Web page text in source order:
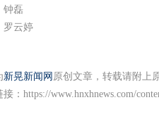
钟磊
罗云婷
新晃新闻网 原创文章，转载请附上
： https://www.hnxhnews.com/